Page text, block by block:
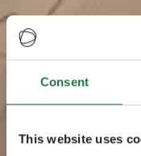
Consent
This website uses